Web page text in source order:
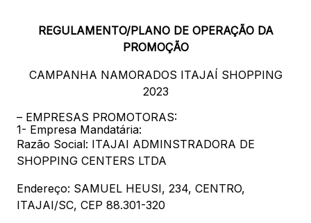
Ver local
CONTATO
(47) 3348-4609
REGULAMENTO/PLANO DE OPERAÇÃO DA
PROMOÇÃO
CAMPANHA NAMORADOS ITAJAÍ SHOPPING
2023
– EMPRESAS PROMOTORAS:
1- Empresa Mandatária:
Razão Social: ITAJAI ADMINSTRADORA DE
SHOPPING CENTERS LTDA
Endereço: SAMUEL HEUSI, 234, CENTRO,
ITAJAI/SC, CEP 88.301-320